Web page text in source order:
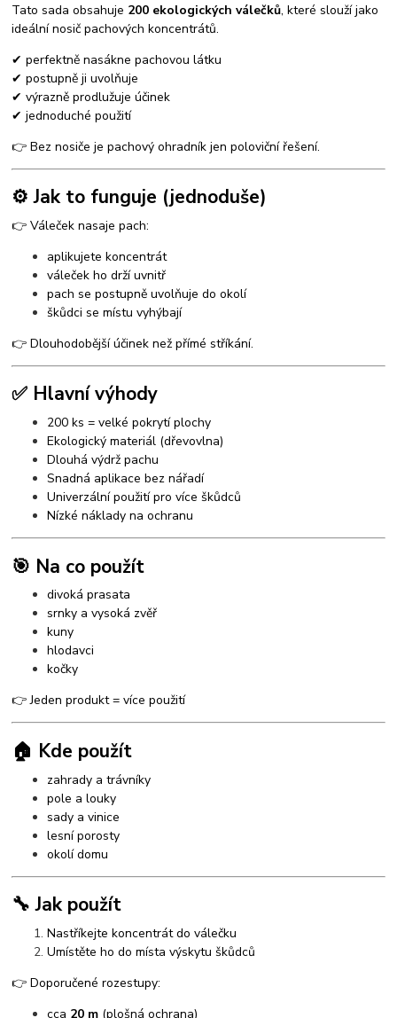
Tato sada obsahuje 200 ekologických válečků, které slouží jako
ideální nosič pachových koncentrátů.
✔ perfektně nasákne pachovou látku
✔ postupně ji uvolňuje
✔ výrazně prodlužuje účinek
✔ jednoduché použití
👉 Bez nosiče je pachový ohradník jen poloviční řešení.
⚙️ Jak to funguje (jednoduše)
👉 Váleček nasaje pach:
aplikujete koncentrát
váleček ho drží uvnitř
pach se postupně uvolňuje do okolí
škůdci se místu vyhýbají
👉 Dlouhodobější účinek než přímé stříkání.
✅ Hlavní výhody
200 ks = velké pokrytí plochy
Ekologický materiál (dřevovlna)
Dlouhá výdrž pachu
Snadná aplikace bez nářadí
Univerzální použití pro více škůdců
Nízké náklady na ochranu
🎯 Na co použít
divoká prasata
srnky a vysoká zvěř
kuny
hlodavci
kočky
👉 Jeden produkt = více použití
🏠 Kde použít
zahrady a trávníky
pole a louky
sady a vinice
lesní porosty
okolí domu
🔧 Jak použít
Nastříkejte koncentrát do válečku
Umístěte ho do místa výskytu škůdců
👉 Doporučené rozestupy:
cca 20 m (plošná ochrana)